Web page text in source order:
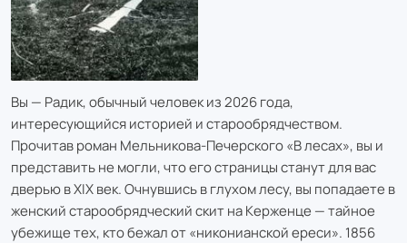
Вы — Радик, обычный человек из 2026 года,
интересующийся историей и старообрядчеством.
Прочитав роман Мельникова-Печерского «В лесах», вы и
представить не могли, что его страницы станут для вас
дверью в XIX век. Очнувшись в глухом лесу, вы попадаете в
женский старообрядческий скит на Керженце — тайное
убежище тех, кто бежал от «никонианской ереси». 1856